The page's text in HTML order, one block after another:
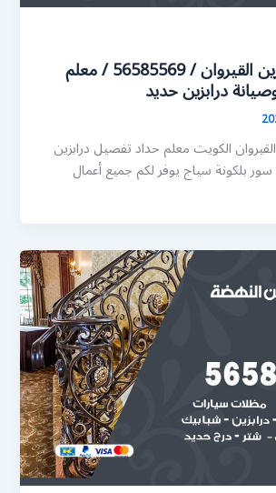
رقم حداد درابزين القيروان / 56585569 / معلم
درابزين حديد
الكويت معلم حداد تفصيل درابزين
بلكونة سياج يوفر لكم جميع أعمال